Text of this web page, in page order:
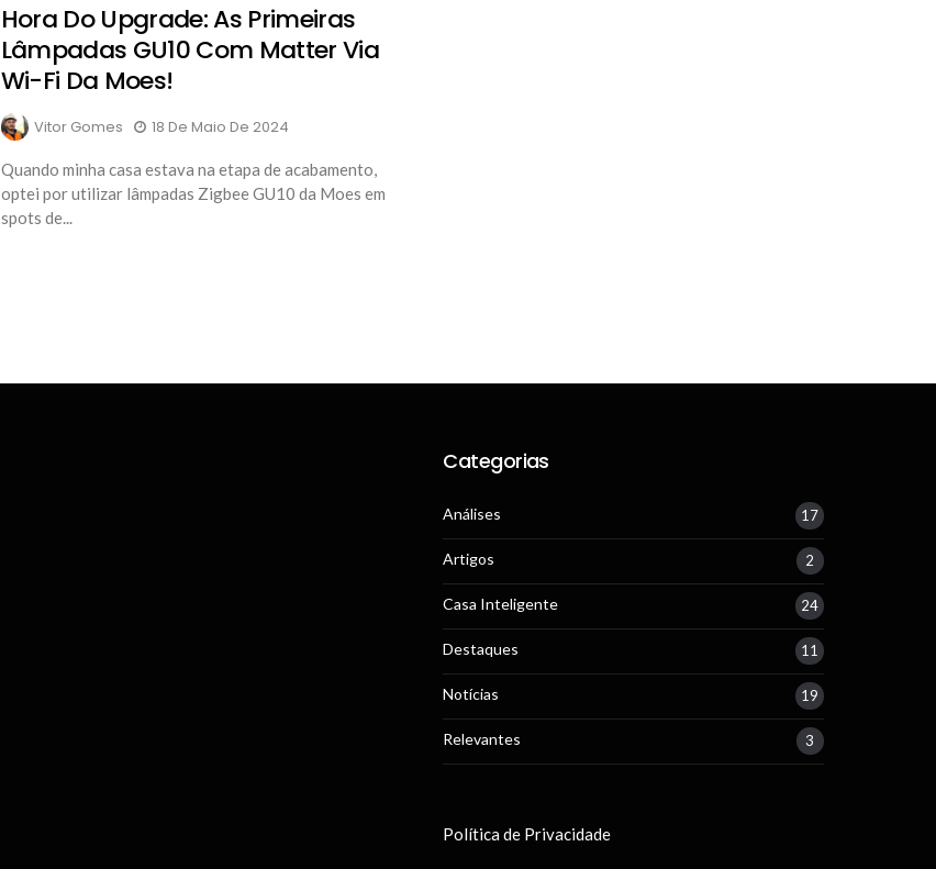
Hora Do Upgrade: As Primeiras
Lâmpadas GU10 Com Matter Via
Wi-Fi Da Moes!
Vitor Gomes 18 De Maio De 2024
Quando minha casa estava na etapa de acabamento,
optei por utilizar lâmpadas Zigbee GU10 da Moes em
spots de...
Categorias
Análises 17
Artigos 2
Casa Inteligente 24
Destaques 11
Notícias 19
Relevantes 3
Política de Privacidade